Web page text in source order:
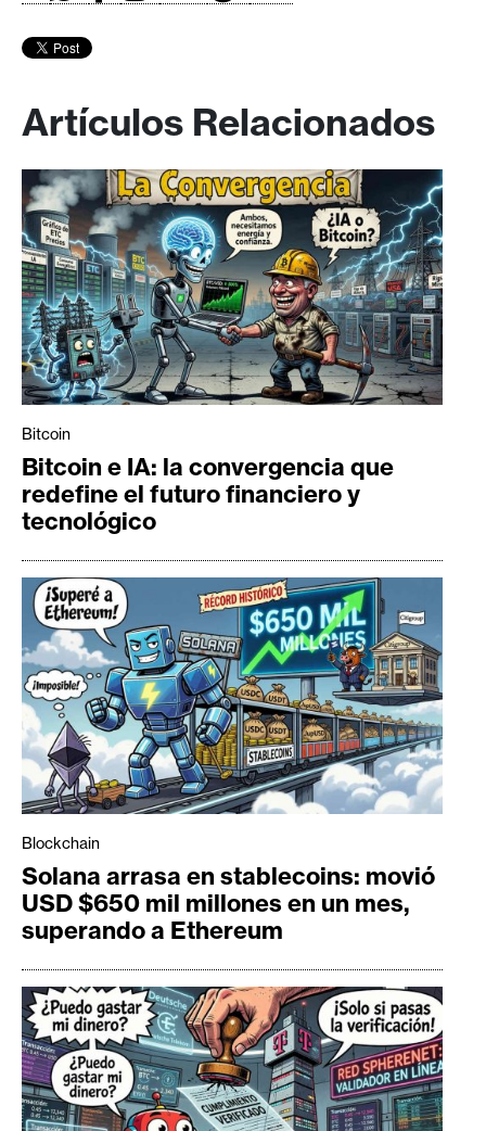
Artículos Relacionados
Bitcoin
Bitcoin e IA: la convergencia que
redefine el futuro financiero y
tecnológico
Blockchain
Solana arrasa en stablecoins: movió
USD $650 mil millones en un mes,
superando a Ethereum